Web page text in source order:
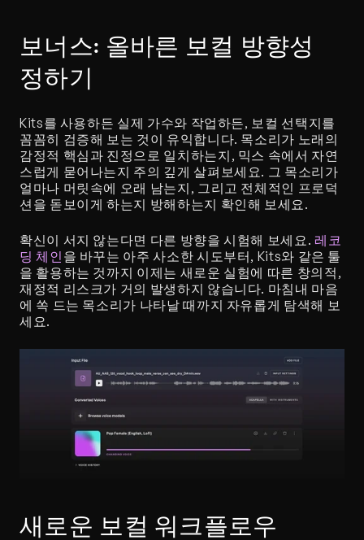
보너스: 올바른 보컬 방향성
정하기
Kits를 사용하든 실제 가수와 작업하든, 보컬 선택지를
꼼꼼히 검증해 보는 것이 유익합니다. 목소리가 노래의
감정적 핵심과 진정으로 일치하는지, 믹스 속에서 자연
스럽게 묻어나는지 주의 깊게 살펴보세요. 그 목소리가
얼마나 머릿속에 오래 남는지, 그리고 전체적인 프로덕
션을 돋보이게 하는지 방해하는지 확인해 보세요.
확신이 서지 않는다면 다른 방향을 시험해 보세요. 레코
딩 체인 을 바꾸는 아주 사소한 시도부터, Kits와 같은 툴
을 활용하는 것까지 이제는 새로운 실험에 따른 창의적,
재정적 리스크가 거의 발생하지 않습니다. 마침내 마음
에 쏙 드는 목소리가 나타날 때까지 자유롭게 탐색해 보
세요.
새로운 보컬 워크플로우